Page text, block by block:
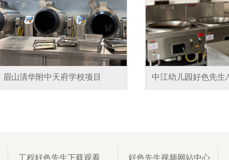
眉山清华附中天府学校项目 中江幼儿园好色先生
工程好色先生下载观看 好色先生视频网站中心